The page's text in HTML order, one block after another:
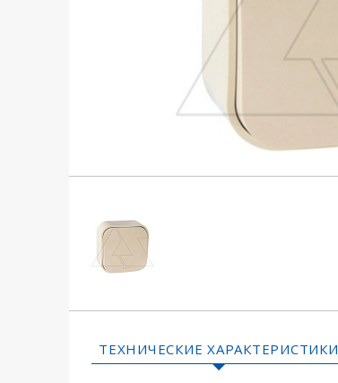
ТЕХНИЧЕСКИЕ ХАРАКТЕРИСТИКИ